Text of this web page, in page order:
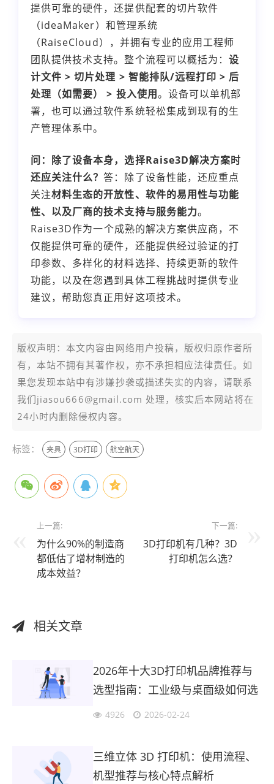
提供可靠的硬件，还提供配套的切片软件
（ideaMaker）和管理系统
（RaiseCloud），并拥有专业的应用工程师
团队提供技术支持。整个流程可以概括为： 设
计文件 > 切片处理 > 智能排队/远程打印 > 后
处理（如需要） > 投入使用。设备可以单机部
署，也可以通过软件系统轻松集成到现有的生
产管理体系中。
问：除了设备本身，选择Raise3D解决方案时
还应关注什么？答：除了设备性能，还应重点
关注材料生态的开放性、软件的易用性与功能
性、以及厂商的技术支持与服务能力。
Raise3D作为一个成熟的解决方案供应商，不
仅能提供可靠的硬件，还能提供经过验证的打
印参数、多样化的材料选择、持续更新的软件
功能，以及在您遇到具体工程挑战时提供专业
建议，帮助您真正用好这项技术。
版权声明：本文内容由网络用户投稿，版权归原作者所
有，本站不拥有其著作权，亦不承担相应法律责任。如
果您发现本站中有涉嫌抄袭或描述失实的内容，请联系
我们jiasou666@gmail.com 处理，核实后本网站将在
24小时内删除侵权内容。
标签： 夹具 3D打印 航空航天
上一篇:
为什么90%的制造商
都低估了增材制造的
成本效益？
下一篇:
3D打印机有几种？3D
打印机怎么选？
相关文章
2026年十大3D打印机品牌推荐与
选型指南：工业级与桌面级如何选
择？
4926 2026-02-24
三维立体 3D 打印机：使用流程、
机型推荐与核心特点解析